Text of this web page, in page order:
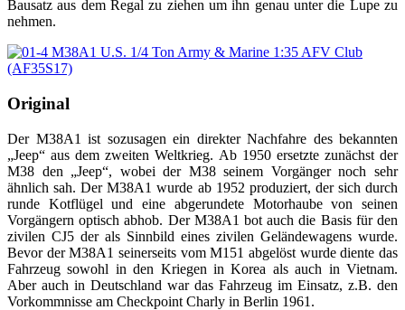
Bausatz aus dem Regal zu ziehen um ihn genau unter die Lupe zu
nehmen.
Original
Der M38A1 ist sozusagen ein direkter Nachfahre des bekannten
„Jeep“ aus dem zweiten Weltkrieg. Ab 1950 ersetzte zunächst der
M38 den „Jeep“, wobei der M38 seinem Vorgänger noch sehr
ähnlich sah. Der M38A1 wurde ab 1952 produziert, der sich durch
runde Kotflügel und eine abgerundete Motorhaube von seinen
Vorgängern optisch abhob. Der M38A1 bot auch die Basis für den
zivilen CJ5 der als Sinnbild eines zivilen Geländewagens wurde.
Bevor der M38A1 seinerseits vom M151 abgelöst wurde diente das
Fahrzeug sowohl in den Kriegen in Korea als auch in Vietnam.
Aber auch in Deutschland war das Fahrzeug im Einsatz, z.B. den
Vorkommnisse am Checkpoint Charly in Berlin 1961.